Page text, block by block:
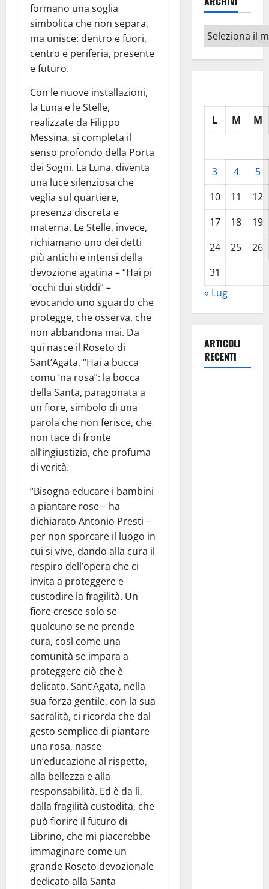
formano una soglia
simbolica che non separa,
ma unisce: dentro e fuori,
centro e periferia, presente
e futuro.
Con le nuove installazioni,
la Luna e le Stelle,
realizzate da Filippo
Messina, si completa il
senso profondo della Porta
dei Sogni. La Luna, diventa
una luce silenziosa che
veglia sul quartiere,
presenza discreta e
materna. Le Stelle, invece,
richiamano uno dei detti
più antichi e intensi della
devozione agatina – “Hai pi
‘occhi dui stiddi” –
evocando uno sguardo che
protegge, che osserva, che
non abbandona mai. Da
qui nasce il Roseto di
Sant’Agata, “Hai a bucca
comu ‘na rosa”: la bocca
della Santa, paragonata a
un fiore, simbolo di una
parola che non ferisce, che
non tace di fronte
all’ingiustizia, che profuma
di verità.
“Bisogna educare i bambini
a piantare rose – ha
dichiarato Antonio Presti –
per non sporcare il luogo in
cui si vive, dando alla cura il
respiro dell’opera che ci
invita a proteggere e
custodire la fragilità. Un
fiore cresce solo se
qualcuno se ne prende
cura, così come una
comunità se impara a
proteggere ciò che è
delicato. Sant’Agata, nella
sua forza gentile, con la sua
sacralità, ci ricorda che dal
gesto semplice di piantare
una rosa, nasce
un’educazione al rispetto,
alla bellezza e alla
responsabilità. Ed è da lì,
dalla fragilità custodita, che
può fiorire il futuro di
Librino, che mi piacerebbe
immaginare come un
grande Roseto devozionale
dedicato alla Santa
Archivi
L M M
3 4
5
10
11
12
17
18
19
24
25
26
31
« Lug
ARTICOLI
RECENTI